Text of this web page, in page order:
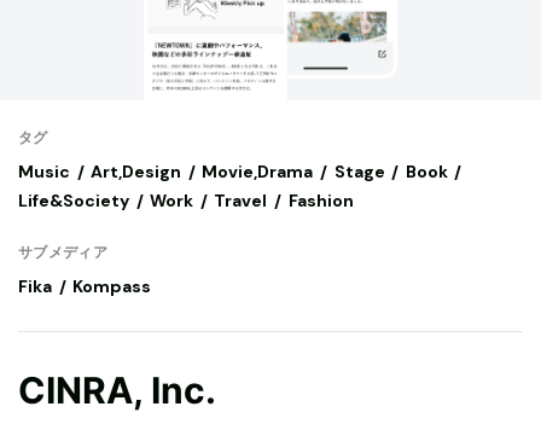
タグ
Music Art,Design Movie,Drama Stage
Book
Life&Society
Work Travel Fashion
サブメディア
Fika Kompass
CINRA, Inc.